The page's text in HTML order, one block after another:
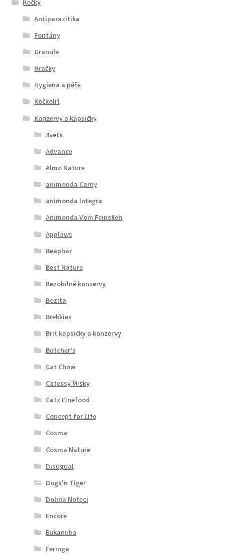
Kočky
Antiparazitika
Fontány
Granule
Hračky
Hygiena a péče
Kočkolit
Konzervy a kapsičky
4vets
Advance
Almo Nature
animonda Carny
animonda Integra
Animonda Vom Feinsten
Applaws
Beaphar
Best Nature
Bezobilné konzervy
Bozita
Brekkies
Brit kapsičky a konzervy
Butcher's
Cat Chow
Catessy Misky
Catz Finefood
Concept for Life
Cosma
Cosma Nature
Disugual
Dogs'n Tiger
Dolina Noteci
Encore
Eukanuba
Feringa